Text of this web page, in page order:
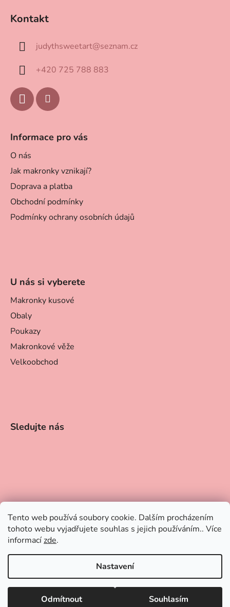
Tento web používá soubory cookie. Dalším procházením
tohoto webu vyjadřujete souhlas s jejich používáním.. Více
informacízde.
Nastavení
Odmítnout Souhlasím
📢 Dovolená 21.–31. 7. Objednávky můžete vytvářet i během
dovolené. Odesílat je začneme od 1. 8. Děkujeme za pochopení a
Kontakt
judythsweetart@seznam.cz
+420 725 788 883
Informace pro vás
O nás
Jak makronky vznikají?
Doprava a platba
Obchodní podmínky
Podmínky ochrany osobních údajů
U nás si vyberete
Makronky kusové
Obaly
Poukazy
Makronkové věže
Velkoobchod
Sledujte nás
Vytvořil Shoptet
Copyright 2026Makronky Judyth sweet art. Všechna